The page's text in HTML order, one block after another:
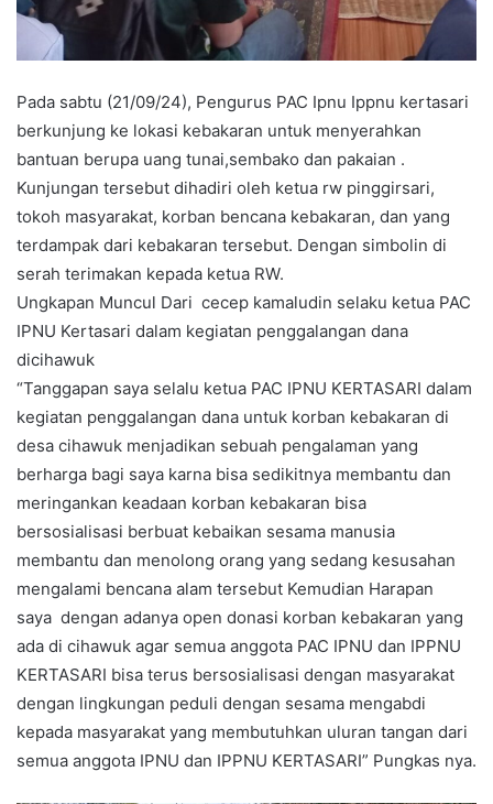
Pada sabtu (21/09/24), Pengurus PAC Ipnu Ippnu kertasari
berkunjung ke lokasi kebakaran untuk menyerahkan
bantuan berupa uang tunai,sembako dan pakaian .
Kunjungan tersebut dihadiri oleh ketua rw pinggirsari,
tokoh masyarakat, korban bencana kebakaran, dan yang
terdampak dari kebakaran tersebut. Dengan simbolin di
serah terimakan kepada ketua RW.
Ungkapan Muncul Dari cecep kamaludin selaku ketua PAC
IPNU Kertasari dalam kegiatan penggalangan dana
dicihawuk
“Tanggapan saya selalu ketua PAC IPNU KERTASARI dalam
kegiatan penggalangan dana untuk korban kebakaran di
desa cihawuk menjadikan sebuah pengalaman yang
berharga bagi saya karna bisa sedikitnya membantu dan
meringankan keadaan korban kebakaran bisa
bersosialisasi berbuat kebaikan sesama manusia
membantu dan menolong orang yang sedang kesusahan
mengalami bencana alam tersebut Kemudian Harapan
saya dengan adanya open donasi korban kebakaran yang
ada di cihawuk agar semua anggota PAC IPNU dan IPPNU
KERTASARI bisa terus bersosialisasi dengan masyarakat
dengan lingkungan peduli dengan sesama mengabdi
kepada masyarakat yang membutuhkan uluran tangan dari
semua anggota IPNU dan IPPNU KERTASARI” Pungkas nya.